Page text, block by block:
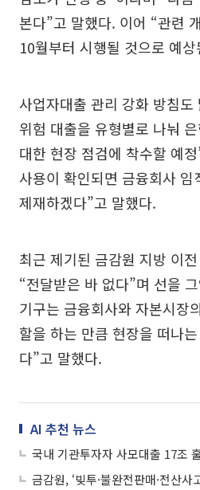
본다”고 말했다. 이어 “관련
10월부터 시행될 것으로 예
사업자대출 관리 강화 방침
위험 대출을 유형별로 나눠
대한 현장 점검에 착수할 예
사용이 확인되면 금융회사 임
제재하겠다”고 말했다.
최근 제기된 금감원 지방 이
“전달받은 바 없다”며 선을
기구는 금융회사와 자본시장
할을 하는 만큼 현장을 떠나
다”고 말했다.
AI 추천 뉴스